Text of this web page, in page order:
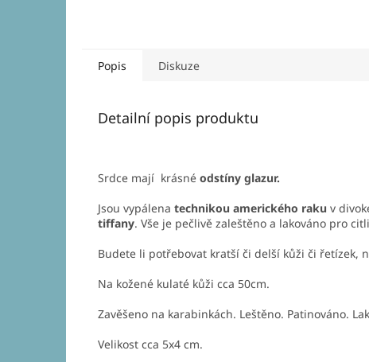
Popis Diskuze
Detailní popis produktu
Srdce mají krásné odstíny glazur.
Jsou vypálena technikou amerického raku v
tiffany. Vše je pečlivě zaleštěno a lakováno pro
Budete li potřebovat kratší či delší kůži či řetízek,
Na kožené kulaté kůži cca 50cm.
Zavěšeno na karabinkách. Leštěno. Patinováno.
Velikost cca 5x4 cm.